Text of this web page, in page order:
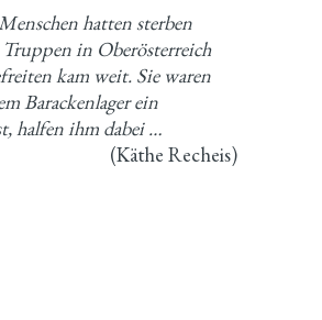
hatten sterben
in Oberösterreich
kam weit. Sie waren
Barackenlager ein
halfen ihm dabei …
(Käthe Recheis)